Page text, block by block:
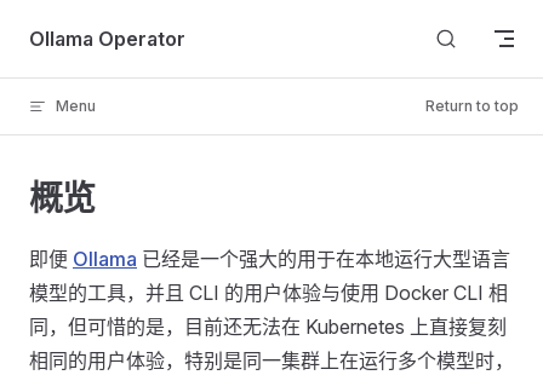
Skip to content
Ollama Operator
Menu Return to top
概览
即便 Ollama 已经是一个强大的用于在本地运行大型语言
模型的工具，并且 CLI 的用户体验与使用 Docker CLI 相
同，但可惜的是，目前还无法在 Kubernetes 上直接复刻
相同的用户体验，特别是同一集群上在运行多个模型时，